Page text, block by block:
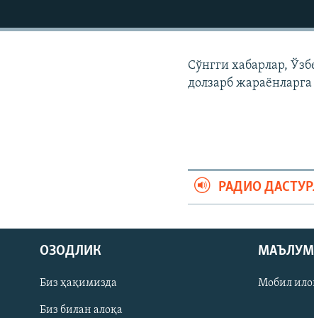
На русском
ИЖТИМОИЙ ТАРМОҚЛАР
Сўнгги хабарлар,
долзарб
РАДИО
ОЗОДЛИК
Биз ҳақимизда
Биз билан алоқа
Мобил